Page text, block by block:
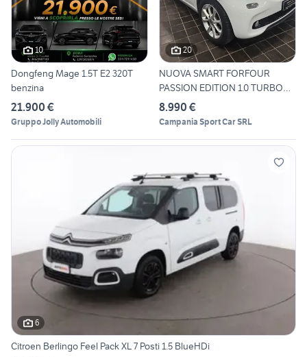
10
Dongfeng Mage 1.5T E2 320T
benzina
21.900 €
Gruppo Jolly Automobili
20
NUOVA SMART FORFOUR
PASSION EDITION 1.0 TURBO
BENZ
8.990 €
Campania Sport Car SRL
6
Citroen Berlingo Feel Pack XL 7 Posti 1.5 BlueHDi